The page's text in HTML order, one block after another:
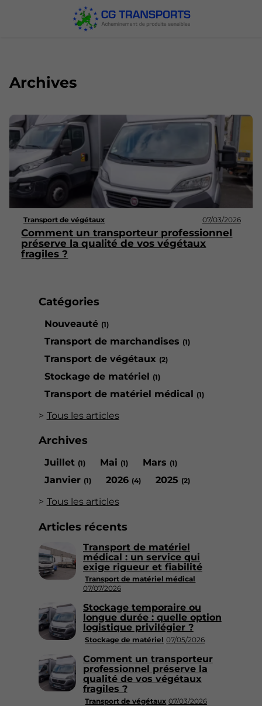
Catégories
Nouveauté (1)
Transport de marchandises (1)
Transport de végétaux (2)
Stockage de matériel (1)
Transport de matériel médical (1)
Tous les articles
Archives
Juillet (1) Mai (1) Mars (1)
Janvier (1) 2026 (4) 2025 (2)
Tous les articles
Articles récents
Transport de matériel médical
07/07/2026
Transport de matériel
médical : un service qui
exige rigueur et fiabilité
Stockage de matériel 07/05/2026
Stockage temporaire ou
longue durée : quelle option
logistique privilégier ?
Transport de végétaux 07/03/2026
Comment un transporteur
professionnel préserve la
qualité de vos végétaux
fragiles ?
Archives
Transport de végétaux 07/03/2026
Comment un transporteur professionnel
préserve la qualité de vos végétaux
fragiles ?